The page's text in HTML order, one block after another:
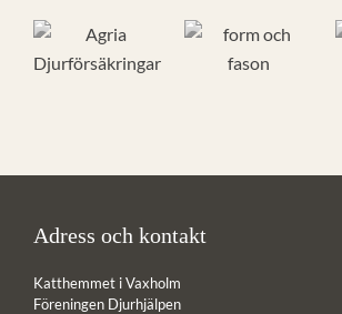
Adress och kontakt
Katthemmet i Vaxholm
Föreningen Djurhjälpen